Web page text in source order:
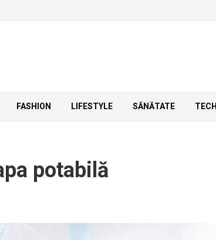
FASHION LIFESTYLE SĂNĂTATE TECH
potabilă